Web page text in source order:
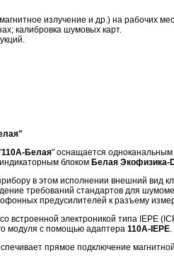
излучение и др.) на рабочих
калибровка шумовых карт.
110А-Белая" оснащается
блоком Белая Экофизика-
в этом исполнении внешний вид
требований стандартов для
предусилителей к разъему
встроенной электроникой типа IEPE
модуля с помощью адаптера 110A-IEPE.
прямое подключение